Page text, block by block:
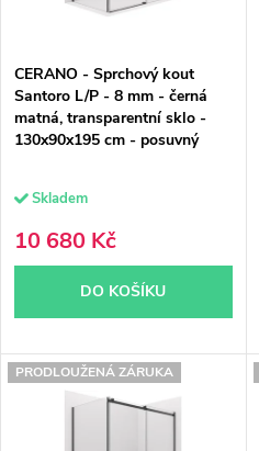
r
o
d
u
k
t
ů
r
o
u
k
t
ů
CERANO - Sprchový kout
Santoro L/P - 8 mm - černá
matná, transparentní sklo -
130x90x195 cm - posuvný
Skladem
10 680 Kč
DO KOŠÍKU
PRODLOUŽENÁ ZÁRUKA